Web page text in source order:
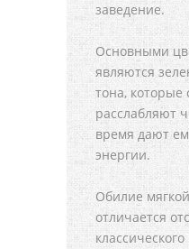
заведение.
Основными
являются
тона,
расслабляют
время дают
энергии.
Обилие
отличается